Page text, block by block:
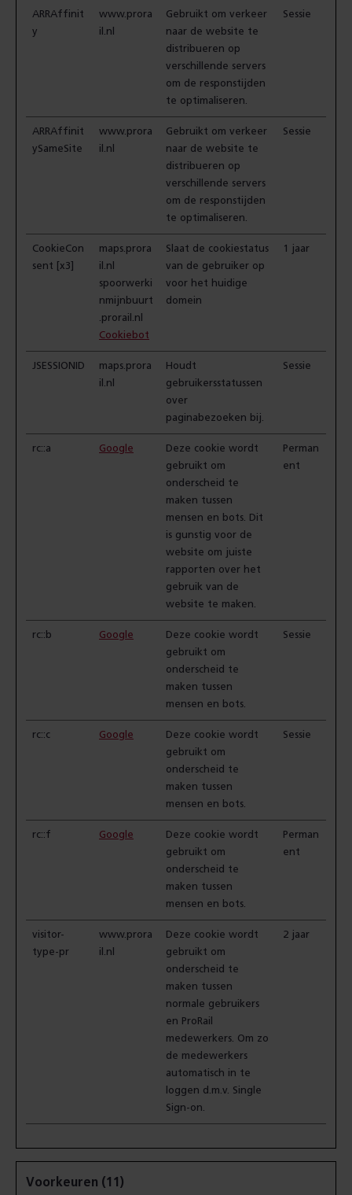
ARRAffinit
y
www.prora
il.nl
Gebruikt om verkeer
naar de website te
distribueren op
verschillende servers
om de responstijden
te optimaliseren.
Sessie
ARRAffinit
ySameSite
www.prora
il.nl
Gebruikt om verkeer
naar de website te
distribueren op
verschillende servers
om de responstijden
te optimaliseren.
Sessie
CookieCon
sent [x3]
maps.prora
il.nl
spoorwerki
nmijnbuurt
.prorail.nl
Cookiebot
Slaat de cookiestatus
van de gebruiker op
voor het huidige
domein
1 jaar
JSESSIONID
maps.prora
il.nl
Houdt
gebruikersstatussen
over
paginabezoeken bij.
Sessie
rc::a Google
Deze cookie wordt
gebruikt om
onderscheid te
maken tussen
mensen en bots. Dit
is gunstig voor de
website om juiste
rapporten over het
gebruik van de
website te maken.
Perman
ent
rc::b Google
Deze cookie wordt
gebruikt om
onderscheid te
maken tussen
mensen en bots.
Sessie
rc::c Google
Deze cookie wordt
gebruikt om
onderscheid te
maken tussen
mensen en bots.
Sessie
rc::f Google
Deze cookie wordt
gebruikt om
onderscheid te
maken tussen
mensen en bots.
Perman
ent
visitor-
type-pr
www.prora
il.nl
Deze cookie wordt
gebruikt om
onderscheid te
maken tussen
normale gebruikers
en ProRail
medewerkers. Om zo
de medewerkers
automatisch in te
loggen d.m.v. Single
Sign-on.
2 jaar
Voorkeuren (11)